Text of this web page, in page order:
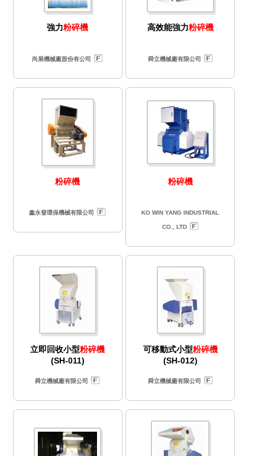
強力粉碎機
尚展機械廠股份有公司
高效能強力粉碎機
舜立機械廠有限公司
粉碎機
鑫永發環保機械有限公司
粉碎機
KO WIN YANG INDUSTRIAL
CO., LTD
立即回收小型粉碎機
(SH-011)
舜立機械廠有限公司
可移動式小型粉碎機
(SH-012)
舜立機械廠有限公司